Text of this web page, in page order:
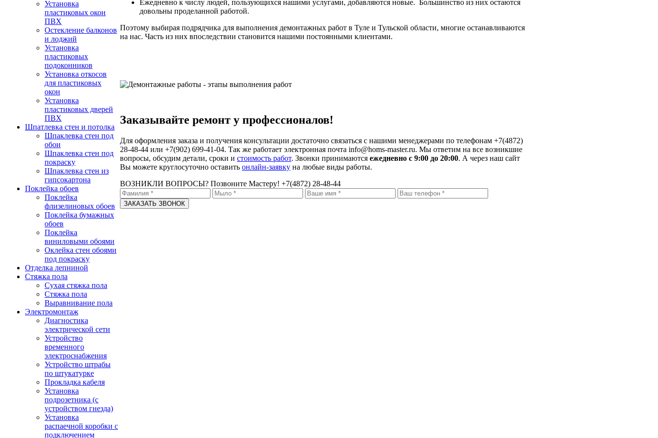
Установка
пластиковых окон
ПВХ
Остекление балконов
и лоджий
Установка
пластиковых
подоконников
Установка откосов
для пластиковых
окон
Установка
пластиковых дверей
ПВХ
Шпатлевка стен и потолка
Шпаклевка стен под
обои
Шпаклевка стен под
покраску
Шпаклевка стен из
гипсокартона
Поклейка обоев
Поклейка
флизелиновых обоев
Поклейка бумажных
обоев
Поклейка
виниловыми обоями
Оклейка стен обоями
под покраску
Отделка лепниной
Стяжка пола
Сухая стяжка пола
Стяжка пола
Выравнивание пола
Электромонтаж
Диагностика
электрической сети
Устройство
временного
электроснабжения
Устройство штрабы
по штукатурке
Прокладка кабеля
Установка
подрозетника (с
устройством гнезда)
Установка
распаечной коробки с
подключением
Ежедневно к числу людей, пользующихся нашими услугами, добавляются новые. Большинство из них остаются
довольны проделанной работой.
Поэтому выбирая подрядчика для выполнения демонтажных работ в Туле и Тульской области, многие останавливаются
на нас. Часть из них впоследствии становится нашими постоянными клиентами.
Заказывайте ремонт у профессионалов!
Для оформления заказа и получения консультации достаточно связаться с нашими менеджерами по телефонам +7(4872)
28-48-44 или +7(902) 699-41-04. Так же работает электронная почта info@homs-master.ru. Мы ответим на все возникшие
вопросы, обсудим детали, сроки и стоимость работ. Звонки принимаются ежедневно с 9:00 до 20:00. А через наш сайт
Вы можете круглосуточно оставить онлайн-заявку на любые виды работы.
ВОЗНИКЛИ ВОПРОСЫ? Позвоните Мастеру! +7(4872) 28-48-44